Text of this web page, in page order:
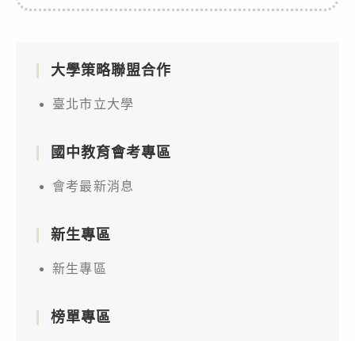
大學策略聯盟合作
臺北市立大學
國中教育會考專區
會考最新消息
新生專區
新生專區
榜單專區